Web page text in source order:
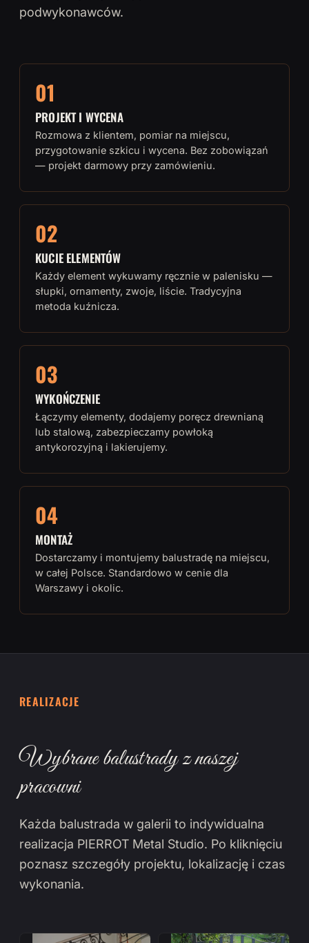
podwykonawców.
01
PROJEKT I WYCENA
Rozmowa z klientem, pomiar na miejscu,
przygotowanie szkicu i wycena. Bez zobowiązań
— projekt darmowy przy zamówieniu.
02
KUCIE ELEMENTÓW
Każdy element wykuwamy ręcznie w palenisku —
słupki, ornamenty, zwoje, liście. Tradycyjna
metoda kuźnicza.
03
WYKOŃCZENIE
Łączymy elementy, dodajemy poręcz drewnianą
lub stalową, zabezpieczamy powłoką
antykorozyjną i lakierujemy.
04
MONTAŻ
Dostarczamy i montujemy balustradę na miejscu,
w całej Polsce. Standardowo w cenie dla
Warszawy i okolic.
REALIZACJE
Wybrane balustrady z naszej
pracowni
Każda balustrada w galerii to indywidualna
realizacja PIERROT Metal Studio. Po kliknięciu
poznasz szczegóły projektu, lokalizację i czas
wykonania.